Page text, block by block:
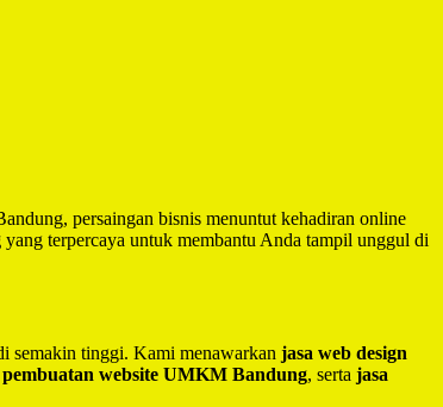
persaingan bisnis menuntut kehadiran online
yang terpercaya untuk membantu Anda tampil unggul di
semakin tinggi. Kami menawarkan jasa web design
pembuatan website UMKM Bandung, serta jasa